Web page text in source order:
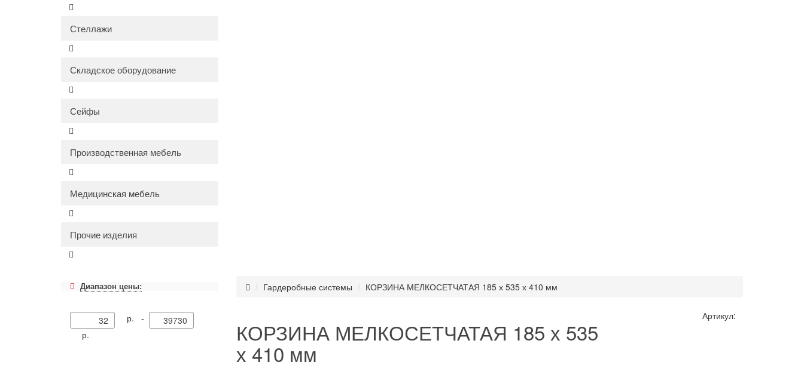
Стеллажи
Складское оборудование
Сейфы
Производственная мебель
Медицинская мебель
Прочие изделия
Диапазон цены:
р. -
р.
Гардеробные системы КОРЗИНА МЕЛКОСЕТЧАТАЯ 185 х 535 х 410 мм
КОРЗИНА МЕЛКОСЕТЧАТАЯ 185 х 535
х 410 мм
Артикул: